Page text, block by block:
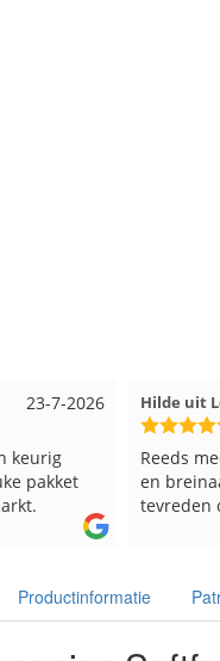
17-7-2026
breigaren
altijd heel
Loes uit
Snelle
Top.
Productinformatie